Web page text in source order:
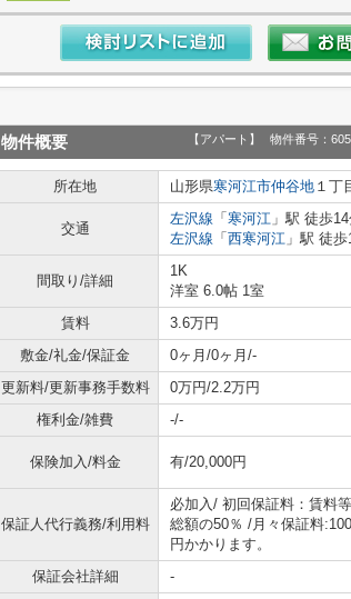
物件概要 【アパート】 物件番号：
所在地 山形県寒河江市仲谷地 １丁
交通
左沢線 「 寒河江 」駅 徒歩
左沢線 「 西寒河江 」駅 徒歩
間取り/詳細
1K
洋室 6.0帖 1室
賃料 3.6万円
敷金/礼金/保証金
0ヶ月/0ヶ月/-
更新料/更新事務手数料
0万円/2.2万円
権利金/雑費
-/-
保険加入/料金 有/20,000円
保証人代行義務/利用料
必加入/ 初回保証料：賃料等
総額の50％ /月々保証料
円かかります。
保証会社詳細 -